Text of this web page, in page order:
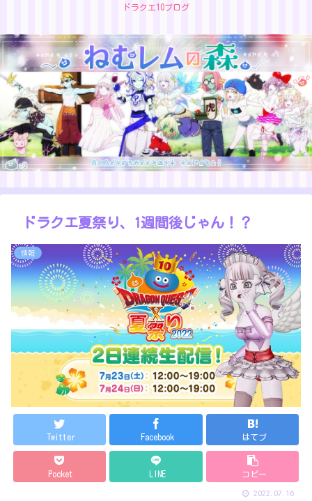
ドラクエ10ブログ
ドラクエ夏祭り、1週間後じゃん！？
情報
Twitter Facebook はてブ
Pocket LINE コピー
2022.07.16